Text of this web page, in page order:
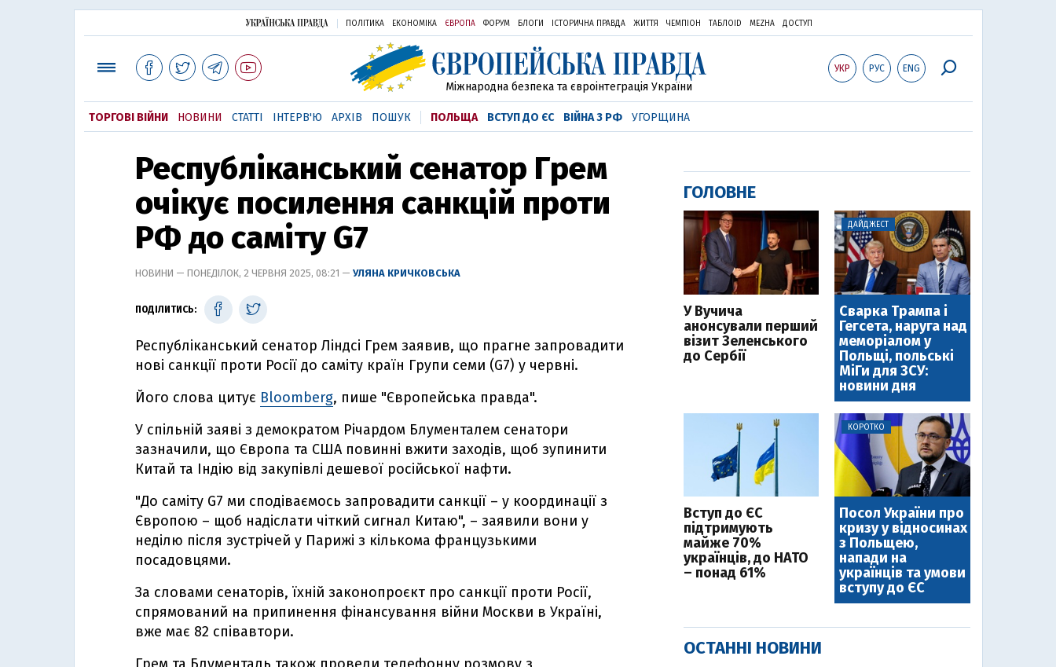
ПОЛІТИКА ЕКОНОМІКА ЄВРОПА ФОРУМ БЛОГИ ІСТОРИЧНА ПРАВДА ЖИТТЯ ЧЕМПІОН ТАБЛОID MEZHA ДОСТУП
УКР РУС ENG
Міжнародна безпека та євроінтеграція України
ТОРГОВІ ВІЙНИ НОВИНИ СТАТТІ ІНТЕРВ'Ю АРХІВ ПОШУК ПОЛЬЩА ВСТУП ДО ЄС ВІЙНА З РФ УГОРЩИНА
Республіканський сенатор Грем
очікує посилення санкцій проти
РФ до саміту G7
НОВИНИ — ПОНЕДІЛОК, 2 ЧЕРВНЯ 2025, 08:21 — УЛЯНА КРИЧКОВСЬКА
ПОДІЛИТИСЬ:
Республіканський сенатор Ліндсі Грем заявив, що прагне запровадити
нові санкції проти Росії до саміту країн Групи семи (G7) у червні.
Його слова цитує Bloomberg, пише "Європейська правда".
У спільній заяві з демократом Річардом Блументалем сенатори
зазначили, що Європа та США повинні вжити заходів, щоб зупинити
Китай та Індію від закупівлі дешевої російської нафти.
"До саміту G7 ми сподіваємось запровадити санкції – у координації з
Європою – щоб надіслати чіткий сигнал Китаю", – заявили вони у
неділю після зустрічей у Парижі з кількома французькими
посадовцями.
За словами сенаторів, їхній законопроєкт про санкції проти Росії,
спрямований на припинення фінансування війни Москви в Україні,
вже має 82 співавтори.
ГОЛОВНЕ
У Вучича
анонсували перший
візит Зеленського
до Сербії
ДАЙДЖЕСТ
Сварка Трампа і
Гегсета, наруга над
меморіалом у
Польщі, польські
МіГи для ЗСУ:
новини дня
Вступ до ЄС
підтримують
майже 70%
українців, до НАТО
– понад 61%
КОРОТКО
Посол України про
кризу у відносинах
з Польщею,
напади на
українців та умови
вступу до ЄС
ОСТАННІ НОВИНИ